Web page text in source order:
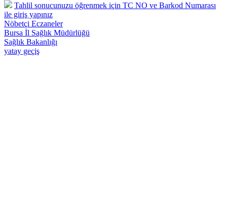
Tahlil sonucunuzu öğrenmek için TC NO ve Barkod Numarası
ile giriş yapınız
Nöbetçi Eczaneler
Bursa İl Sağlık Müdürlüğü
Sağlık Bakanlığı
yatay geçiş